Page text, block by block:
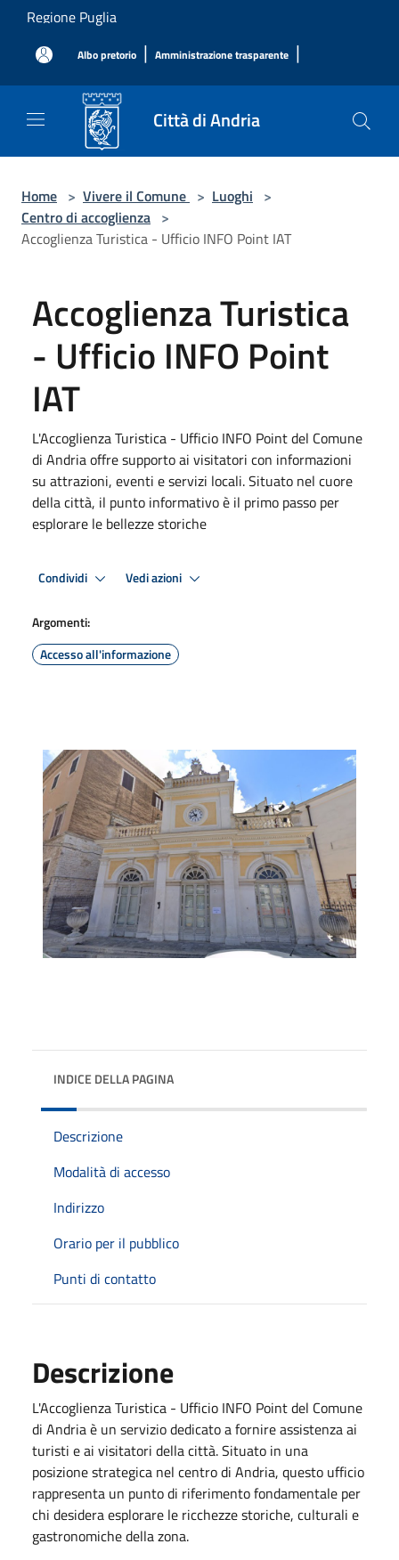
Salta al contenuto principale
Regione Puglia
Albo pretorio | Amministrazione trasparente |
Città di Andria
Home > Vivere il Comune > Luoghi >
Centro di accoglienza >
Accoglienza Turistica - Ufficio INFO Point IAT
Accoglienza Turistica
- Ufficio INFO Point
IAT
L'Accoglienza Turistica - Ufficio INFO Point del Comune
di Andria offre supporto ai visitatori con informazioni
su attrazioni, eventi e servizi locali. Situato nel cuore
della città, il punto informativo è il primo passo per
esplorare le bellezze storiche
Condividi Vedi azioni
Argomenti:
Accesso all'informazione
INDICE DELLA PAGINA
Descrizione
Modalità di accesso
Indirizzo
Orario per il pubblico
Punti di contatto
Descrizione
L'Accoglienza Turistica - Ufficio INFO Point del Comune
di Andria è un servizio dedicato a fornire assistenza ai
turisti e ai visitatori della città. Situato in una
posizione strategica nel centro di Andria, questo ufficio
rappresenta un punto di riferimento fondamentale per
chi desidera esplorare le ricchezze storiche, culturali e
gastronomiche della zona.